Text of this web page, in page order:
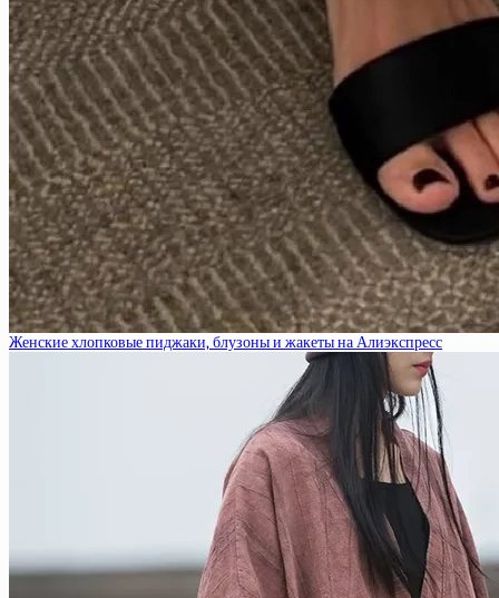
Женские хлопковые пиджаки, блузоны и жакеты на Алиэкспресс